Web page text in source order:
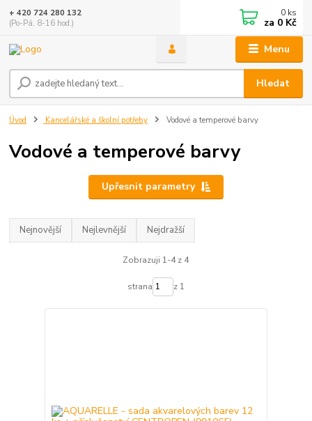
Menu
Hledat
+ 420 724 280 132
(Po-Pá, 8-16 hod.)
0 ks
za 0 Kč
Úvod Kancelářské a školní potřeby Vodové a temperové barvy
Vodové a temperové barvy
Upřesnit parametry
Nejnovější Nejlevnější Nejdražší
Zobrazuji 1-4 z 4
strana z 1